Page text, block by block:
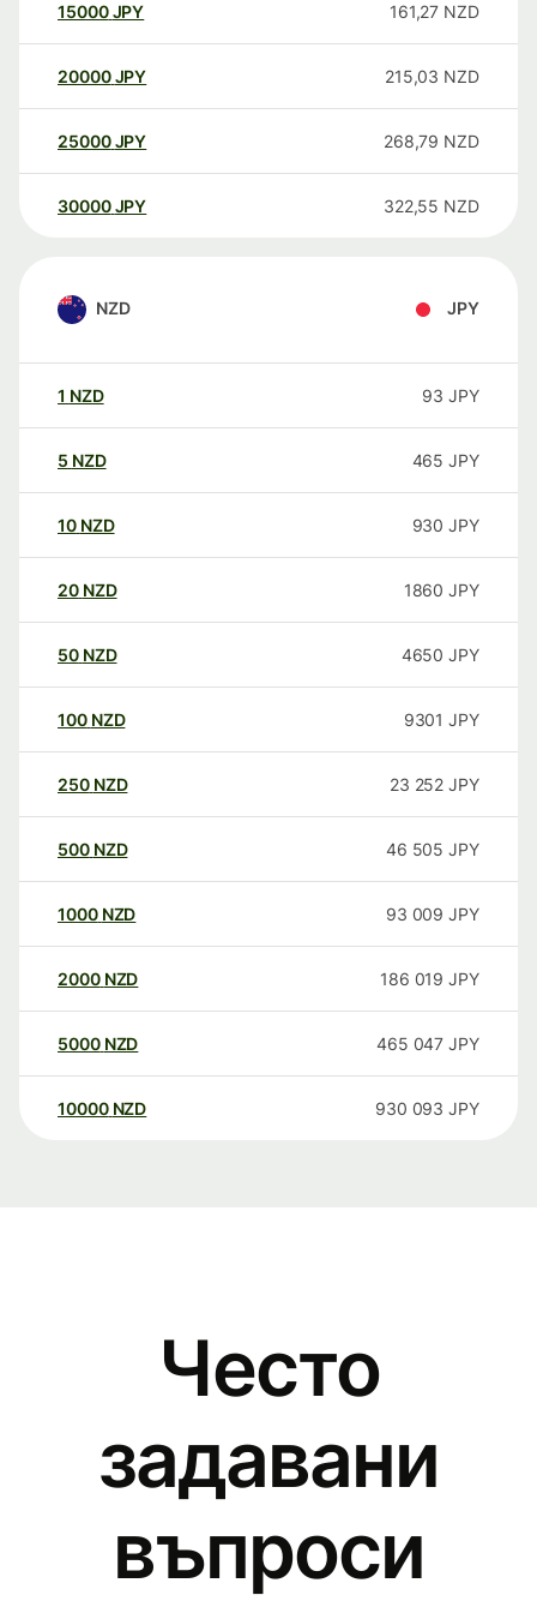
15000 JPY 161,27 NZD
20000 JPY 215,03 NZD
25000 JPY 268,79 NZD
30000 JPY 322,55 NZD
NZD JPY
1 NZD 93 JPY
5 NZD 465 JPY
10 NZD 930 JPY
20 NZD 1860 JPY
50 NZD 4650 JPY
100 NZD 9301 JPY
250 NZD 23 252 JPY
500 NZD 46 505 JPY
1000 NZD 93 009 JPY
2000 NZD 186 019 JPY
5000 NZD 465 047 JPY
10000 NZD 930 093 JPY
Често
задавани
въпроси